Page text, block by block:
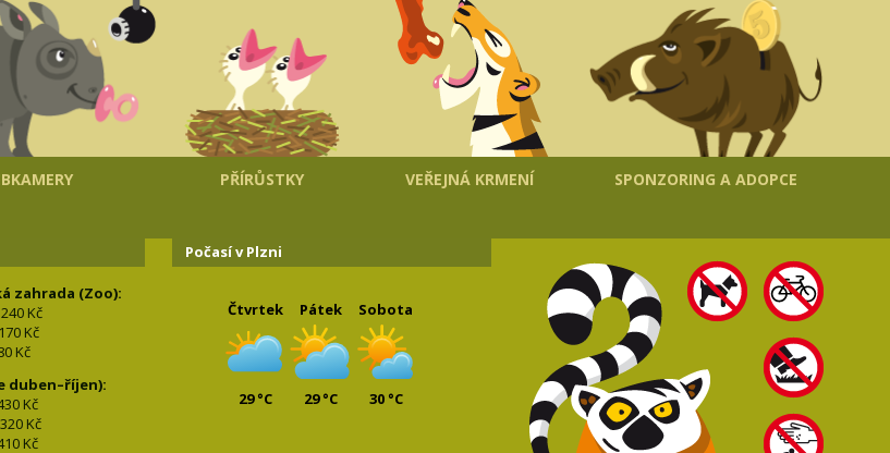
PŘÍRŮSTKY VEŘEJNÁ KRMENÍ SPONZORING A ADOPCE
zahrada (Zoo):
240 Kč
Kč
Kč
duben–říjen):
Kč
0 Kč
Kč
Počasí v Plzni
Čtvrtek
29 °C
Pátek
29 °C
Sobota
30 °C